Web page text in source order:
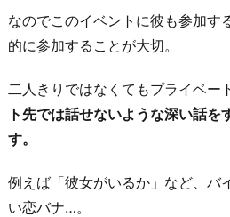
なのでこのイベントに彼も参加す
的に参加することが大切。
二人きりではなくてもプライベー
ト先では話せないような深い話を
す。
例えば「彼女がいるか」など、バ
い恋バナ…。